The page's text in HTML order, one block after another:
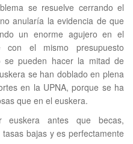
se resuelve cerrando el
anularía la evidencia de que
un enorme agujero en el
con el mismo presupuesto
se pueden hacer la mitad de
se han doblado en plena
en la UPNA, porque se ha
que en el euskera.
euskera antes que becas,
bajas y es perfectamente